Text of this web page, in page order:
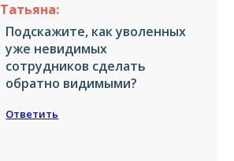
Татьяна:
Подскажите, как уволенных
уже невидимых
сотрудников сделать
обратно видимыми?
Ответить